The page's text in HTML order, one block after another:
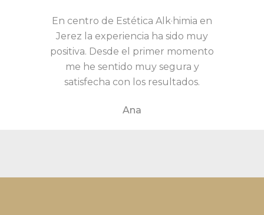
En centro de Estética Alk·himia en
Jerez la experiencia ha sido muy
positiva. Desde el primer momento
me he sentido muy segura y
satisfecha con los resultados.
Ana